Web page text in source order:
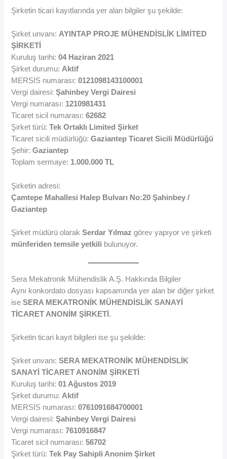
Şirketin ticari kayıtlarında yer alan bilgiler şu şekilde:
Şirket unvanı:AYINTAP PROJE MÜHENDİSLİK LİMİTED
ŞİRKETİ
Kuruluş tarihi:04 Haziran 2021
Şirket durumu:Aktif
MERSİS numarası:0121098143100001
Vergi dairesi:Şahinbey Vergi Dairesi
Vergi numarası: 1210981431
Ticaret sicil numarası:62682
Şirket türü:Tek Ortaklı Limited Şirket
Ticaret sicili müdürlüğü:Gaziantep Ticaret Sicili Müdürlüğü
Şehir:Gaziantep
Toplam sermaye: 1.000.000 TL
Şirketin adresi:
Çamtepe Mahallesi Halep Bulvarı No:20 Şahinbey /
Gaziantep
Şirket müdürü olarakSerdar Yılmaz görev yapıyor ve şirketi
münferiden temsile yetkili bulunuyor.
Sera Mekatronik Mühendislik A.Ş. Hakkında Bilgiler
Aynı konkordato dosyası kapsamında yer alan bir diğer şirket
iseSERA MEKATRONİK MÜHENDİSLİK SANAYİ
TİCARET ANONİM ŞİRKETİ.
Şirketin ticari kayıt bilgileri ise şu şekilde:
Şirket unvanı:SERA MEKATRONİK MÜHENDİSLİK
SANAYİ TİCARET ANONİM ŞİRKETİ
Kuruluş tarihi:01 Ağustos 2019
Şirket durumu: Aktif
MERSİS numarası:0761091684700001
Vergi dairesi:Şahinbey Vergi Dairesi
Vergi numarası:7610916847
Ticaret sicil numarası:56702
Şirket türü:Tek Pay Sahipli Anonim Şirket